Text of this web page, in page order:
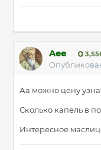
Aee
Аа можно цену
Сколько капель в
Интересное